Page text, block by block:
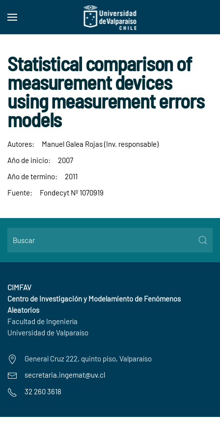
Skip to main content
Statistical comparison of
measurement devices
using measurement errors
models
Autores:
Manuel Galea Rojas (Inv. responsable)
Año de inicio:
2007
Año de termino:
2011
Fuente:
Fondecyt Nº 1070919
CIMFAV
Centro de Investigación y Modelamiento de Fenómenos
Aleatorios
Facultad de Ingeniería
Universidad de Valparaíso
General Cruz 222, quinto piso, Valparaíso
secretaria.ingemat@uv.cl
32 260 3618